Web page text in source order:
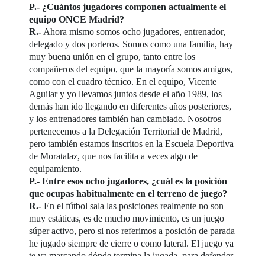
P.- ¿Cuántos jugadores componen actualmente el
equipo ONCE Madrid?
R.- Ahora mismo somos ocho jugadores, entrenador,
delegado y dos porteros. Somos como una familia, hay
muy buena unión en el grupo, tanto entre los
compañeros del equipo, que la mayoría somos amigos,
como con el cuadro técnico. En el equipo, Vicente
Aguilar y yo llevamos juntos desde el año 1989, los
demás han ido llegando en diferentes años posteriores,
y los entrenadores también han cambiado. Nosotros
pertenecemos a la Delegación Territorial de Madrid,
pero también estamos inscritos en la Escuela Deportiva
de Moratalaz, que nos facilita a veces algo de
equipamiento.
P.- Entre esos ocho jugadores, ¿cuál es la posición
que ocupas habitualmente en el terreno de juego?
R.- En el fútbol sala las posiciones realmente no son
muy estáticas, es de mucho movimiento, es un juego
súper activo, pero si nos referimos a posición de parada
he jugado siempre de cierre o como lateral. El juego ya